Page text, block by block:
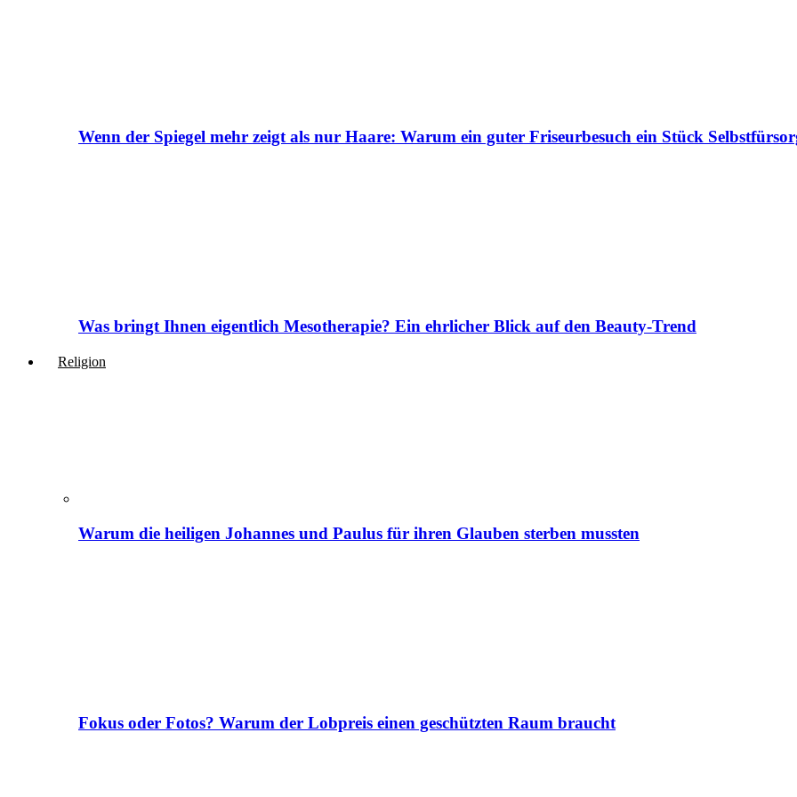
Wenn der Spiegel mehr zeigt als nur Haare: Warum ein guter Friseurbesuch ein Stück
Was bringt Ihnen eigentlich Mesotherapie? Ein ehrlicher Blick auf den Beauty-Trend
Religion
Warum die heiligen Johannes und Paulus für ihren Glauben sterben mussten
Fokus oder Fotos? Warum der Lobpreis einen geschützten Raum braucht